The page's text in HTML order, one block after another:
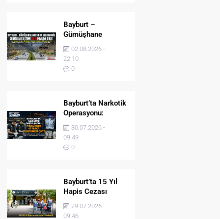
Bayburt –
Gümüşhane
Hattında Elektronik
Denetleme Sistemi
(EDS) Devreye Girdi
02.08.2026 -
22:10
0
Bayburt’ta Narkotik
Operasyonu:
Midesinden 47
Parça Uyuşturucu
Çıktı!
30.07.2026 -
09:49
0
Bayburt’ta 15 Yıl
Hapis Cezası
Bulunan Şahıs
JASAT’ın
29.07.2026 -
09:46